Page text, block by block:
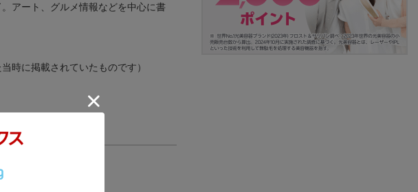
アート、グルメ情報などを中心に書
時に掲載されていたものです）